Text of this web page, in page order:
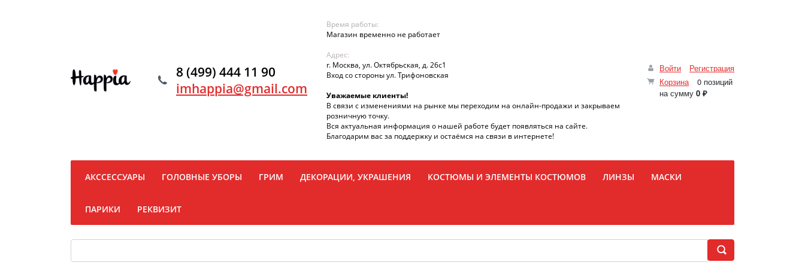
Войти
Регистрация
Корзина
0 позиций
на сумму 0 ₽
8 (499) 444 11 90
imhappia@gmail.com
Время работы:
Магазин временно не работает
Адрес:
г. Москва, ул. Октябрьская, д. 26с1
Вход со стороны ул. Трифоновская
Уважаемые клиенты!
В связи с изменениями на рынке мы переходим на онлайн-продажи и закрываем
розничную точку.
Вся актуальная информация о нашей работе будет появляться на сайте.
Благодарим вас за поддержку и остаёмся на связи в интернете!
АКССЕССУАРЫ ГОЛОВНЫЕ УБОРЫ ГРИМ ДЕКОРАЦИИ, УКРАШЕНИЯ КОСТЮМЫ И ЭЛЕМЕНТЫ КОСТЮМОВ ЛИНЗЫ МАСКИ
ПАРИКИ РЕКВИЗИТ